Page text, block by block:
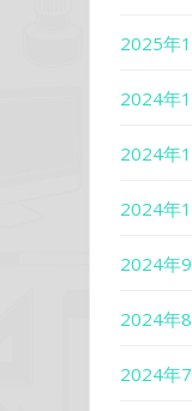
2025年
2024年
2024年
2024年
2024年
2024年
2024年